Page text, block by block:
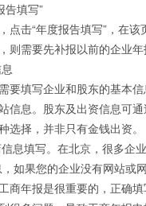
告填写”
点击“年度报告填写”，在
则需要先补报以前的企业
要填写企业和股东的基本
信息。股东及出资信息可
选择，并非只有金钱出资。
息填写。在北京，很多企
如果您的企业没有网站或
商年报是很重要的，正确